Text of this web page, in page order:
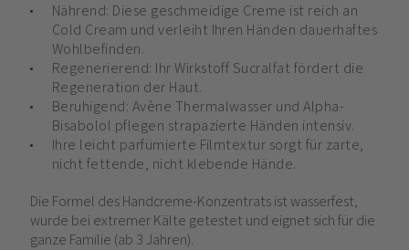
Nährend: Diese geschmeidige Creme ist reich an
Cold Cream und verleiht Ihren Händen dauerhaftes
Wohlbefinden.
Regenerierend: Ihr Wirkstoff Sucralfat fördert die
Regeneration der Haut.
Beruhigend: Avène Thermalwasser und Alpha-
Bisabolol pflegen strapazierte Händen intensiv.
Ihre leicht parfümierte Filmtextur sorgt für zarte,
nicht fettende, nicht klebende Hände.
​Die Formel des Handcreme-Konzentrats ist wasserfest,
wurde bei extremer Kälte getestet und eignet sich für die
ganze Familie (ab 3 Jahren).